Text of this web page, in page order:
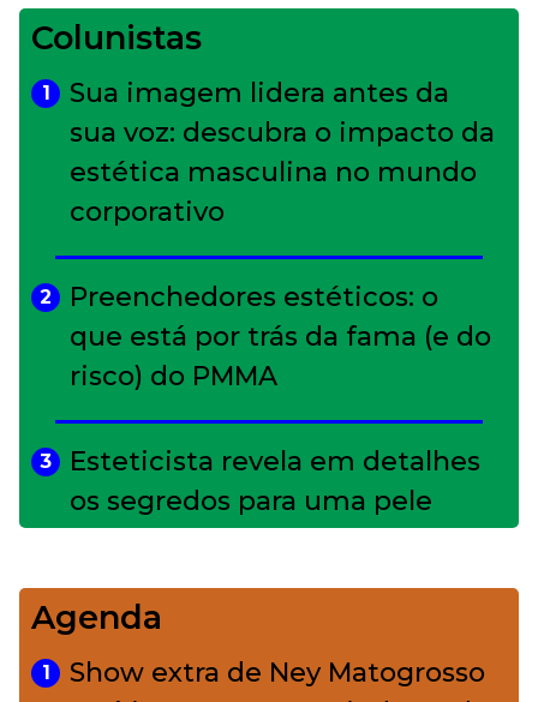
Colunistas
1
Sua imagem lidera antes da
sua voz: descubra o impacto da
estética masculina no mundo
corporativo
2
Preenchedores estéticos: o
que está por trás da fama (e do
risco) do PMMA
3
Esteticista revela em detalhes
os segredos para uma pele
4
Bolsas de palha e ráfia: o
charme rústico que
Agenda
1
Show extra de Ney Matogrosso